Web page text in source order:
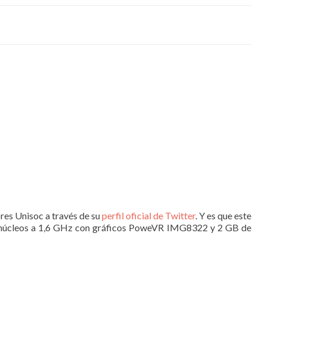
Unisoc a través de superfil oficial de Twitter. Y es que este
a 1,6 GHz con gráficos PoweVR IMG8322 y 2 GB de